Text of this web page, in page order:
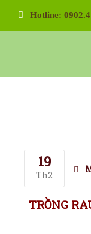
Hotline:
Vườn
19
Th2
TRỒNG